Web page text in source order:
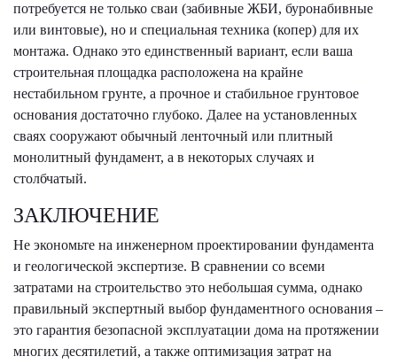
потребуется не только сваи (забивные ЖБИ, буронабивные
или винтовые), но и специальная техника (копер) для их
монтажа. Однако это единственный вариант, если ваша
строительная площадка расположена на крайне
нестабильном грунте, а прочное и стабильное грунтовое
основания достаточно глубоко. Далее на установленных
сваях сооружают обычный ленточный или плитный
монолитный фундамент, а в некоторых случаях и
столбчатый.
ЗАКЛЮЧЕНИЕ
Не экономьте на инженерном проектировании фундамента
и геологической экспертизе. В сравнении со всеми
затратами на строительство это небольшая сумма, однако
правильный экспертный выбор фундаментного основания –
это гарантия безопасной эксплуатации дома на протяжении
многих десятилетий, а также оптимизация затрат на